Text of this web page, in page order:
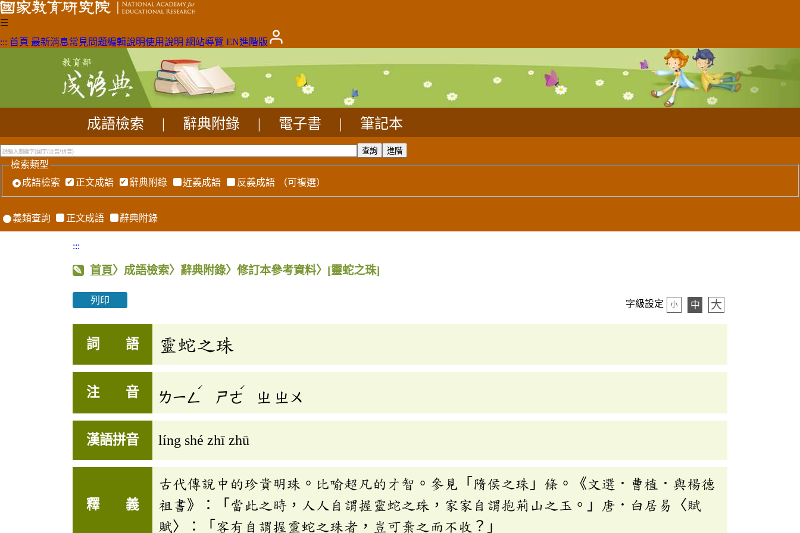
☰
::: 首頁 最新消息常見問題編輯說明使用說明 網站導覽 EN進階版
成語檢索 辭典附錄 電子書 筆記本
檢索類型
成語檢索
正文成語 辭典附錄 近義成語 反義成語 （可複選）
義類查詢 正文成語 辭典附錄
:::
首頁〉成語檢索〉辭典附錄〉修訂本參考資料〉 [靈蛇之珠]
列印 字級設定 小 中 大
詞 語 靈蛇之珠
注 音 ㄌㄧㄥ
ˊ
ㄕㄜ
ˊ
ㄓ ㄓㄨ
漢語拼音 líng shé zhī zhū
釋 義
古代傳說中的珍貴明珠。比喻超凡的才智。參見「隋侯之珠」條。《文選．曹植．與楊德
祖書》：「當此之時，人人自謂握靈蛇之珠，家家自謂抱荊山之玉。」唐．白居易〈賦
賦〉：「客有自謂握靈蛇之珠者，豈可棄之而不收？」